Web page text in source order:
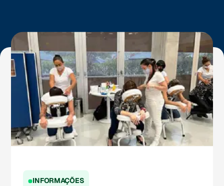
INFORMAÇÕES